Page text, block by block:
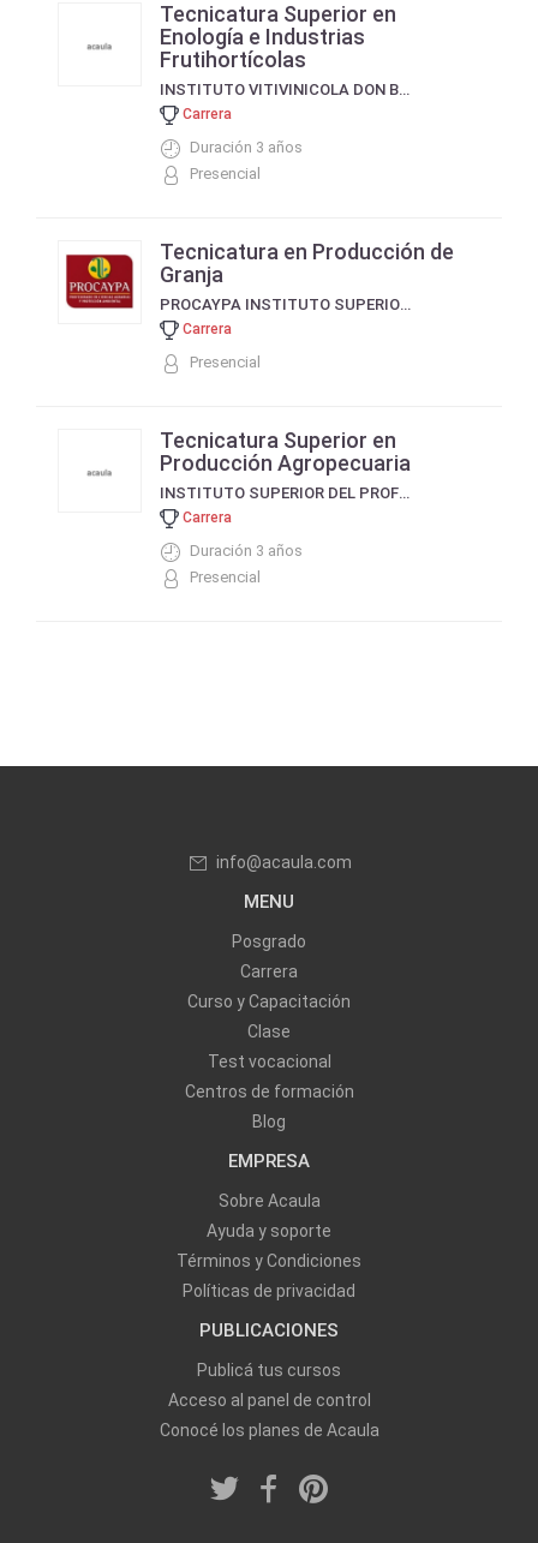
Tecnicatura Superior en
Enología e Industrias
Frutihortícolas
INSTITUTO VITIVINICOLA DON BOSCO
Carrera
Duración 3 años
Presencial
Tecnicatura en Producción de
Granja
PROCAYPA INSTITUTO SUPERIOR DEL PROFESORADO EN CIENCIAS AGRARIAS Y PROTECCIÓN AMBIENTAL
Carrera
Presencial
Tecnicatura Superior en
Producción Agropecuaria
INSTITUTO SUPERIOR DEL PROFESORADO DE CANALS
Carrera
Duración 3 años
Presencial
info@acaula.com
MENU
Posgrado
Carrera
Curso y Capacitación
Clase
Test vocacional
Centros de formación
Blog
EMPRESA
Sobre Acaula
Ayuda y soporte
Términos y Condiciones
Políticas de privacidad
PUBLICACIONES
Publicá tus cursos
Acceso al panel de control
Conocé los planes de Acaula